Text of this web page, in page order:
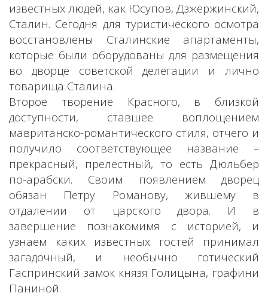
известных людей, как Юсупов, Дзжержинский,
Сталин. Сегодня для туристического осмотра
восстановлены Сталинские апартаменты,
которые были оборудованы для размещения
во дворце советской делегации и лично
товарища Сталина.
Второе творение Красного, в близкой
доступности, ставшее воплощением
мавританско-романтического стиля, отчего и
получило соответствующее название –
прекрасный, прелестный, то есть Дюльбер
по-арабски. Своим появлением дворец
обязан Петру Романову, жившему в
отдалении от царского двора. И в
завершение познакомимя с историей, и
узнаем каких известных гостей принимал
загадочный, и необычно готический
Гаспринский замок князя Голицына, графини
Паниной.